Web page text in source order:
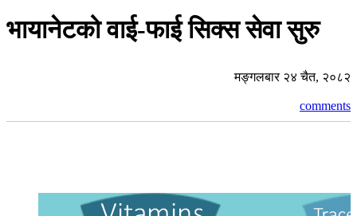
भायानेटको वाई-फाई सिक्स सेवा सुरु
मङ्गलबार २४ चैत, २०८२
comments